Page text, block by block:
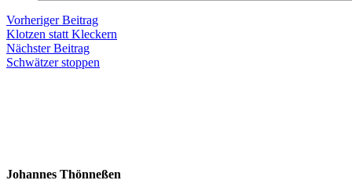
Beitragsnavigation
Vorheriger BeitragVorheriger
Beitrag:
Klotzen statt Kleckern
Nächster BeitragNächster
Beitrag:
Schwätzer stoppen
Johannes Thönneßen